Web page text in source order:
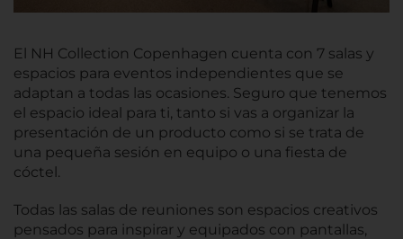
El NH Collection Copenhagen cuenta con 7 salas y
espacios para eventos independientes que se
adaptan a todas las ocasiones. Seguro que tenemos
el espacio ideal para ti, tanto si vas a organizar la
presentación de un producto como si se trata de
una pequeña sesión en equipo o una fiesta de
cóctel.
Todas las salas de reuniones son espacios creativos
pensados para inspirar y equipados con pantallas,